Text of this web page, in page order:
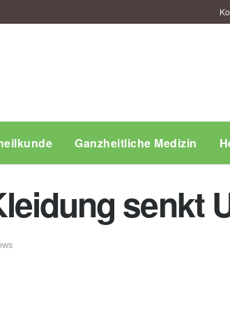
Ganzheitliche Medizin
senkt